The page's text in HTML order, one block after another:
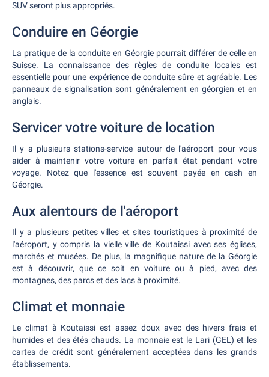
SUV seront plus appropriés.
Conduire en Géorgie
La pratique de la conduite en Géorgie pourrait différer de celle en
Suisse. La connaissance des règles de conduite locales est
essentielle pour une expérience de conduite sûre et agréable. Les
panneaux de signalisation sont généralement en géorgien et en
anglais.
Servicer votre voiture de location
Il y a plusieurs stations-service autour de l'aéroport pour vous
aider à maintenir votre voiture en parfait état pendant votre
voyage. Notez que l'essence est souvent payée en cash en
Géorgie.
Aux alentours de l'aéroport
Il y a plusieurs petites villes et sites touristiques à proximité de
l'aéroport, y compris la vielle ville de Koutaissi avec ses églises,
marchés et musées. De plus, la magnifique nature de la Géorgie
est à découvrir, que ce soit en voiture ou à pied, avec des
montagnes, des parcs et des lacs à proximité.
Climat et monnaie
Le climat à Koutaissi est assez doux avec des hivers frais et
humides et des étés chauds. La monnaie est le Lari (GEL) et les
cartes de crédit sont généralement acceptées dans les grands
établissements.